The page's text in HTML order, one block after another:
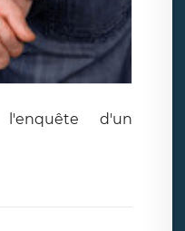
l'enquête d'un